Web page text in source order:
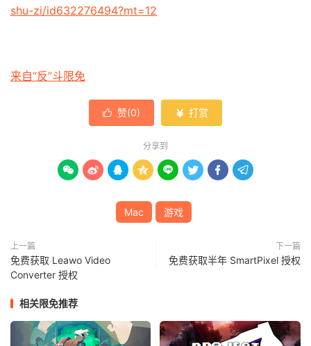
shu-zi/id632276494?mt=12
来自“反”斗限免
 赞(0)  打赏
分享到
       
Mac 游戏
上一篇
免费获取 Leawo Video
Converter 授权
下一篇
免费获取半年 SmartPixel 授权
相关限免推荐